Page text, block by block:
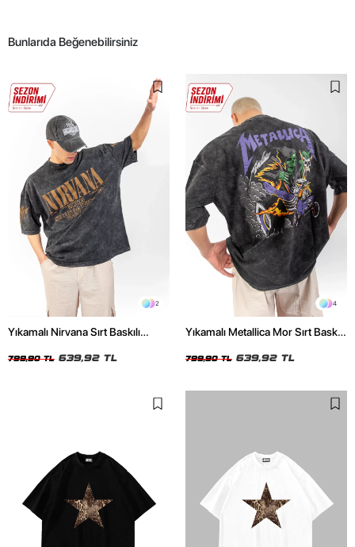
Bunlarıda Beğenebilirsiniz
2
Yıkamalı Nirvana Sırt Baskılı
799,90 TL 639,92 TL
4
Yıkamalı Metallica Mor Sırt Baskılı
799,90 TL 639,92 TL